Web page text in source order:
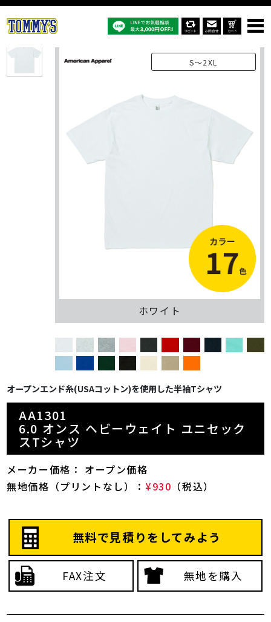
AA1301：6.0 オンス ヘビーウェイト ユニセックスTシャツ
S～2XL
ホワイト
オープンエンド糸(USAコットン)を使用した半袖Tシャツ
AA1301
6.0 オンス ヘビーウェイト ユニセック
スTシャツ
メーカー価格： オープン価格
無地価格（プリントなし）： ¥930 （税込）
無料で見積りをしてみよう
FAX注文 無地を購入